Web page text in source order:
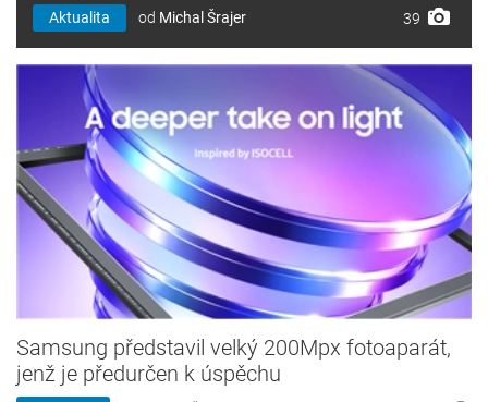
Aktualita od Michal Šrajer 39
Samsung představil velký 200Mpx fotoaparát,
jenž je předurčen k úspěchu